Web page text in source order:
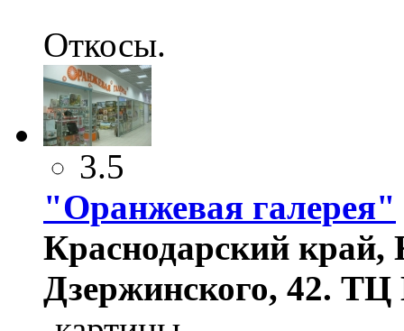
Откосы.
3.5
"Оранжевая галерея"
Краснодарский край,
Дзержинского, 42.